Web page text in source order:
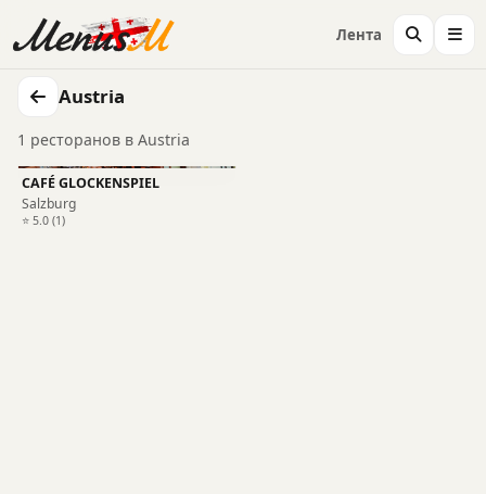
Лента
Austria
1 ресторанов в Austria
CAFÉ GLOCKENSPIEL
Salzburg
⭐ 5.0 (1)